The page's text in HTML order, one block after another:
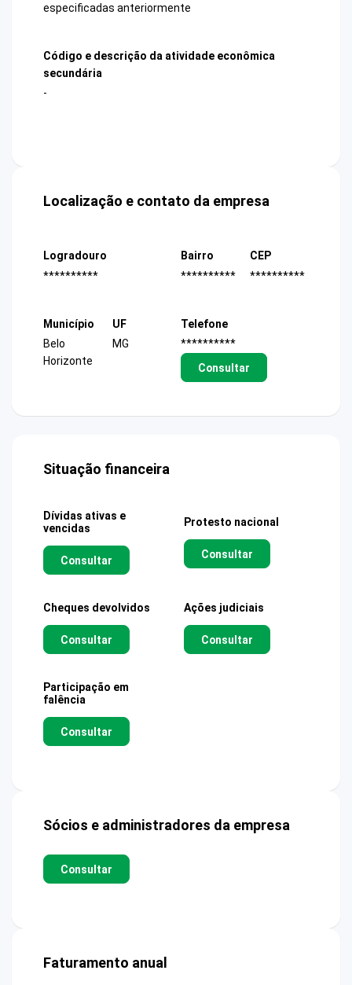
especificadas anteriormente
Código e descrição da atividade econômica
secundária
-
Localização e contato da empresa
Logradouro
**********
Bairro
**********
CEP
**********
Município
Belo
Horizonte
UF
MG
Telefone
**********
Consultar
Situação financeira
Dívidas ativas e
vencidas
Consultar
Protesto nacional
Consultar
Cheques devolvidos
Consultar
Ações judiciais
Consultar
Participação em
falência
Consultar
Sócios e administradores da empresa
Consultar
Faturamento anual